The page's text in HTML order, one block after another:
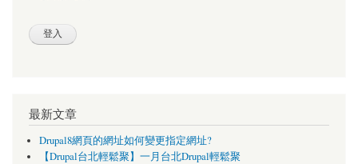
最新文章
Drupal8網頁的網址如何變更指定網址?
【Drupal台北輕鬆聚】一月台北Drupal輕鬆聚